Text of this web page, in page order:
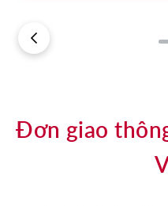
Đơn giao